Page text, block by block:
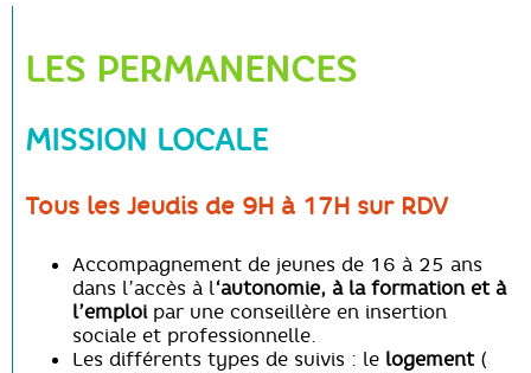
LES PERMANENCES
MISSION LOCALE
Tous les Jeudis de 9H à 17H sur RDV
Accompagnement de jeunes de 16 à 25 ans
dans l’accès à l‘autonomie, à la formation et à
l’emploi par une conseillère en insertion
sociale et professionnelle.
Les différents types de suivis : le logement(